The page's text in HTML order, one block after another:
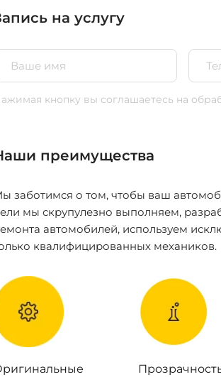
на услугу
кнопку вы соглашаетесь на
преимущества
заботимся о том, чтобы ваш
мы скрупулезно выполняем,
автомобилей, используем
квалифицированных механиков.